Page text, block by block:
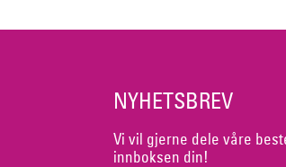
NYHETSBREV
Vi vil gjerne dele våre
innboksen din!